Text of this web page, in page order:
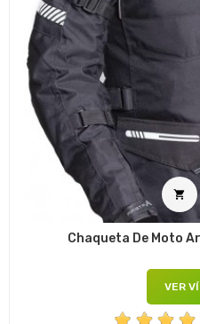

Chaqueta De Moto
VER